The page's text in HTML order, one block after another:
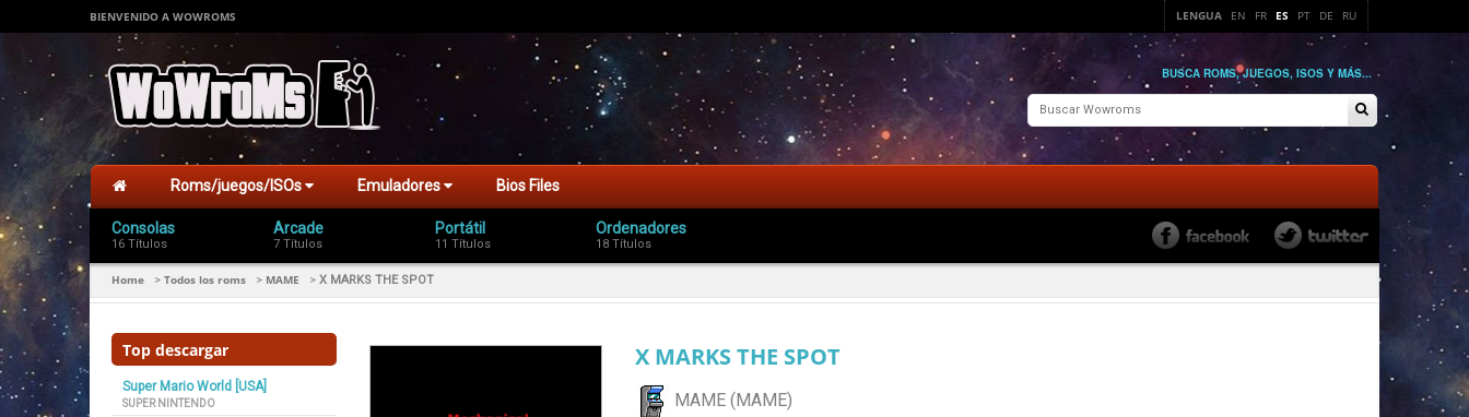
BIENVENIDO A WOWROMS LENGUA EN FR ES PT DE RU
BUSCA ROMS, JUEGOS, ISOS Y MÁS...
Roms/juegos/ISOs Emuladores Bios Files
Consolas
16 Títulos
Arcade
7 Títulos
Portátil
11 Títulos
Ordenadores
18 Títulos
Home > Todos los roms > MAME > X MARKS THE SPOT
Top descargar
Super Mario World [USA]
SUPER NINTENDO
X MARKS THE SPOT
MAME (MAME)